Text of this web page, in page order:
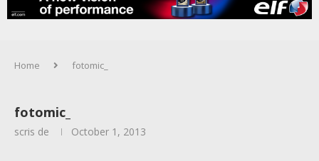
Home fotomic_
fotomic_
scris de October 1, 2013